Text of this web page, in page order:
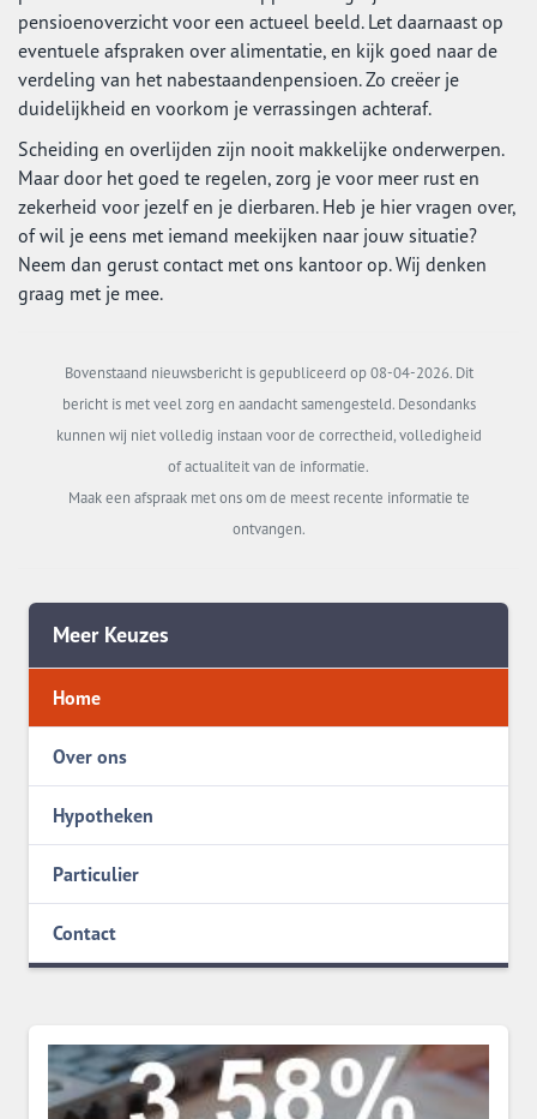
pensioenoverzicht voor een actueel beeld. Let daarnaast op
eventuele afspraken over alimentatie, en kijk goed naar de
verdeling van het nabestaandenpensioen. Zo creëer je
duidelijkheid en voorkom je verrassingen achteraf.
Scheiding en overlijden zijn nooit makkelijke onderwerpen.
Maar door het goed te regelen, zorg je voor meer rust en
zekerheid voor jezelf en je dierbaren. Heb je hier vragen over,
of wil je eens met iemand meekijken naar jouw situatie?
Neem dan gerust contact met ons kantoor op. Wij denken
graag met je mee.
Bovenstaand nieuwsbericht is gepubliceerd op 08-04-2026. Dit
bericht is met veel zorg en aandacht samengesteld. Desondanks
kunnen wij niet volledig instaan voor de correctheid, volledigheid
of actualiteit van de informatie.
Maak een afspraak met ons om de meest recente informatie te
ontvangen.
Meer Keuzes
Home
Over ons
Hypotheken
Particulier
Contact